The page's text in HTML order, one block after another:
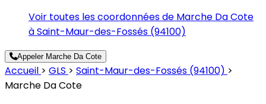
Voir toutes les coordonnées de Marche Da Cote
à Saint-Maur-des-Fossés (94100)
Appeler Marche Da Cote
Accueil > GLS > Saint-Maur-des-Fossés (94100) >
Marche Da Cote